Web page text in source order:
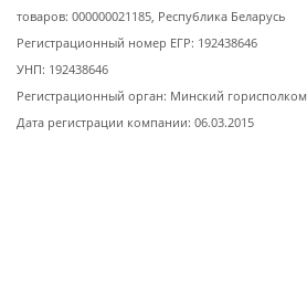
товаров: 000000021185, Республика Беларусь
Регистрационный номер ЕГР: 192438646
УНП: 192438646
Регистрационный орган: Минский горисполком
Дата регистрации компании: 06.03.2015